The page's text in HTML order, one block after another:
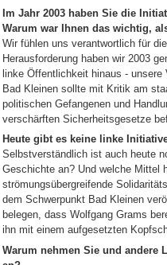
Im Jahr 2003 haben Sie die
Warum war Ihnen das wichtig,
Wir fühlen uns verantwortlich für
Herausforderung haben wir 2003
linke Öffentlichkeit hinaus -
Bad Kleinen sollte mit Kritik am
politischen Gefangenen und
verschärften Sicherheitsgesetze
Heute gibt es keine linke
Selbstverständlich ist auch heute
Geschichte an? Und welche Mittel
strömungsübergreifende
dem Schwerpunkt Bad Kleinen
belegen, dass Wolfgang Grams
ihn mit einem aufgesetzten
Warum nehmen Sie und andere